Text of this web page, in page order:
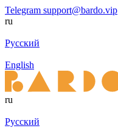
Telegram support@bardo.vip
ru
Русский
English
ru
Русский